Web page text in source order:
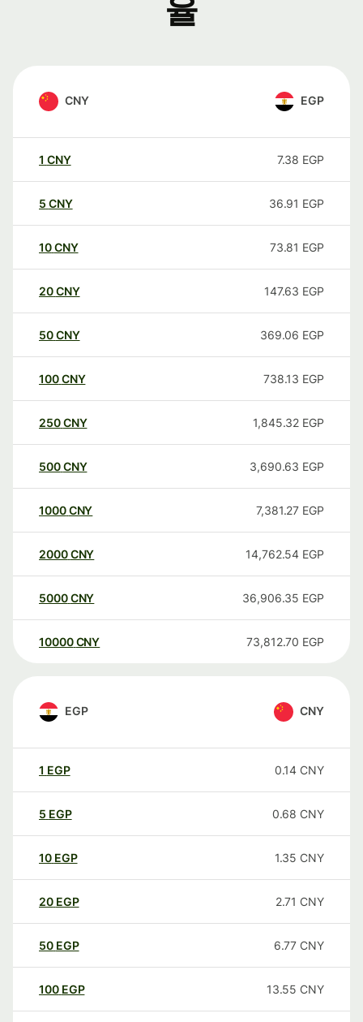
율
CNY EGP
1 CNY 7.38 EGP
5 CNY 36.91 EGP
10CNY 73.81 EGP
20CNY 147.63 EGP
50CNY 369.06 EGP
100CNY 738.13 EGP
250CNY 1,845.32 EGP
500CNY 3,690.63 EGP
1000CNY 7,381.27 EGP
2000CNY 14,762.54 EGP
5000CNY 36,906.35 EGP
10000 CNY 73,812.70 EGP
EGP CNY
1 EGP 0.14 CNY
5 EGP 0.68 CNY
10 EGP 1.35 CNY
20 EGP 2.71 CNY
50 EGP 6.77 CNY
100 EGP 13.55 CNY